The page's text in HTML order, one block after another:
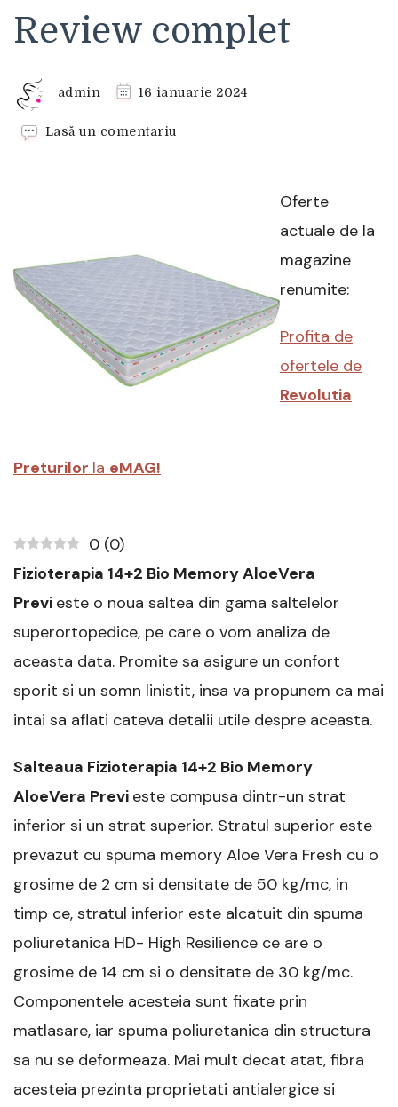
Review complet
admin 16 ianuarie 2024
Lasă un comentariu
Previ,
160×200
cm
–
Review
complet
Oferte
actuale de la
magazine
renumite:
Profita de
ofertele de
Revolutia
Preturilor la eMAG!
0 (0)
Fizioterapia 14+2 Bio Memory AloeVera
Previ este o noua saltea din gama saltelelor
superortopedice, pe care o vom analiza de
aceasta data. Promite sa asigure un confort
sporit si un somn linistit, insa va propunem ca mai
intai sa aflati cateva detalii utile despre aceasta.
Salteaua Fizioterapia 14+2 Bio Memory
AloeVera Previ este compusa dintr-un strat
inferior si un strat superior. Stratul superior este
prevazut cu spuma memory Aloe Vera Fresh cu o
grosime de 2 cm si densitate de 50 kg/mc, in
timp ce, stratul inferior este alcatuit din spuma
poliuretanica HD- High Resilience ce are o
grosime de 14 cm si o densitate de 30 kg/mc.
Componentele acesteia sunt fixate prin
matlasare, iar spuma poliuretanica din structura
sa nu se deformeaza. Mai mult decat atat, fibra
acesteia prezinta proprietati antialergice si